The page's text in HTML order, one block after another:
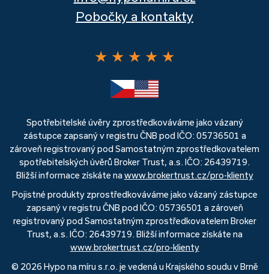
Pobočky a kontakty
★ ★ ★ ★ ★
Spotřebitelské úvěry zprostředkováváme jako vázaný
zástupce zapsaný v registru ČNB pod IČO: 05736501 a
zároveň registrovaný pod Samostatným zprostředkovatelem
spotřebitelských úvěrů Broker Trust, a.s. IČO: 26439719.
Bližší informace získáte na www.brokertrust.cz/pro-klienty
Pojistné produkty zprostředkováváme jako vázaný zástupce
zapsaný v registru ČNB pod IČO: 05736501 a zároveň
registrovaný pod Samostatným zprostředkovatelem Broker
Trust, a.s. IČO: 26439719. Bližší informace získáte na
www.brokertrust.cz/pro-klienty
© 2026 Hypo na míru s.r.o. je vedená u Krajského soudu v Brně